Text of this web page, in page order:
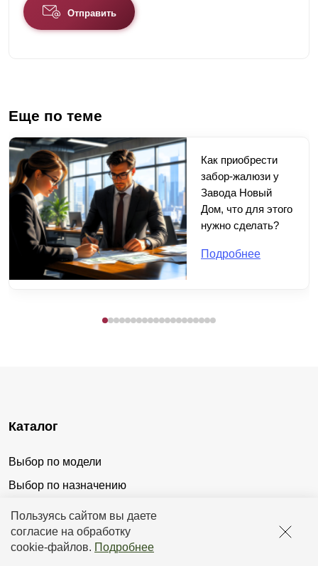
Пользуясь сайтом вы даете
согласие на обработку
cookie-файлов. Подробнее
Отправить
Еще по теме
Как приобрести
забор-жалюзи у
Завода Новый
Дом, что для этого
нужно сделать?
Подробнее
Каталог
Выбор по модели
Выбор по назначению
Выбор по материалу
Выбор по характеристикам
Выбор по способу монтажа